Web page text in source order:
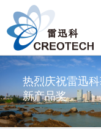
热烈庆祝雷迅
新产品奖